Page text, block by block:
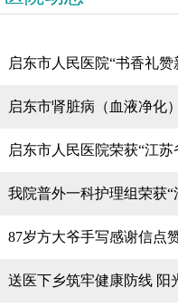
启东市人民医院“书香礼
启东市肾脏病（血液净化
启东市人民医院荣获“江
我院普外一科护理组荣获
87岁方大爷手写感谢信点
送医下乡筑牢健康防线